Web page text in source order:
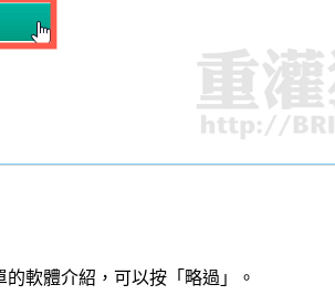
軟體介紹，可以按「略過」。